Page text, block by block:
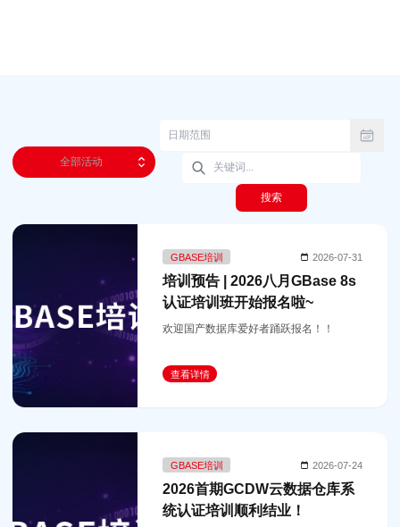
全部活动
搜索
GBASE培训 2026-07-31
培训预告 | 2026八月GBase 8s
认证培训班开始报名啦~
欢迎国产数据库爱好者踊跃报名！！
查看详情
GBASE培训 2026-07-24
2026首期GCDW云数据仓库系
统认证培训顺利结业！